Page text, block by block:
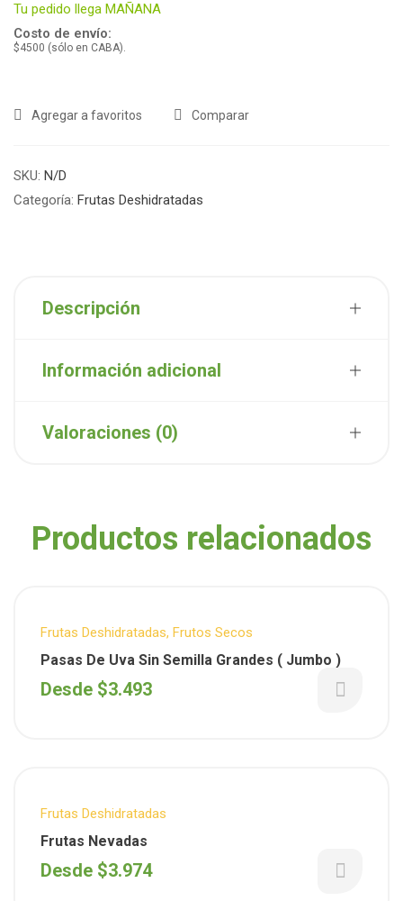
Tu pedido llega MAÑANA
Costo de envío:
$4500 (sólo en CABA).
Agregar a favoritos Comparar
SKU: N/D
Categoría: Frutas Deshidratadas
Descripción
Información adicional
Valoraciones (0)
Productos relacionados
Frutas Deshidratadas, Frutos Secos
Pasas De Uva Sin Semilla Grandes ( Jumbo )
Desde $3.493
Frutas Deshidratadas
Frutas Nevadas
Desde $3.974